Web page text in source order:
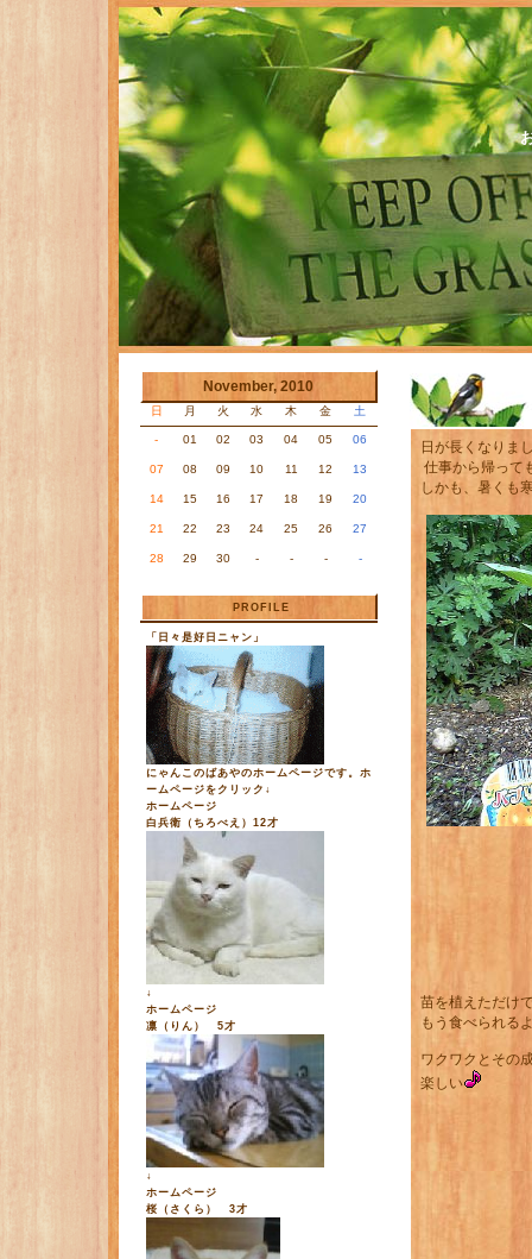
November, 2010
日 月 火 水 木 金 土
- 01 02 03 04 05 06
07 08 09 10 11 12 13
14 15 16 17 18 19 20
21 22 23 24 25 26 27
28 29 30 - - - -
PROFILE
「日々是好日ニャン」
にゃんこのばあやのホームページです。ホ
ームページをクリック↓
ホームページ
白兵衛（ちろべえ）12才
↓
ホームページ
凛（りん） 5才
↓
ホームページ
桜（さくら） 3才
日が長くなりま
仕事から帰って
しかも、暑くも
苗を植えただけ
もう食べられる
ワクワクとその
楽しい